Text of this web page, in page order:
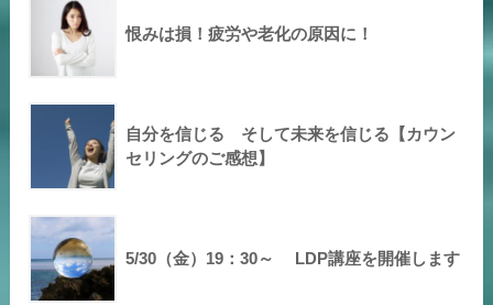
恨みは損！疲労や老化の原因に！
自分を信じる そして未来を信じる【カウン
セリングのご感想】
5/30（金）19：30～ LDP講座を開催します